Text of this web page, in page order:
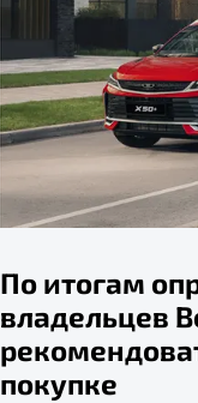
По итогам
владельцев
покупке